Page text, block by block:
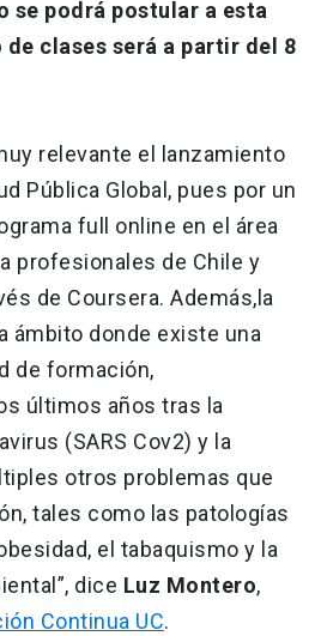
se podrá postular a esta
clases será a partir del 8
relevante el lanzamiento
Pública Global, pues por un
full online en el área
profesionales de Chile y
de Coursera. Además, la
ámbito donde existe una
de formación,
últimos años tras la
(SARS Cov2) y la
otros problemas que
tales como las patologías
el tabaquismo y la
dice Luz Montero,
Continua UC.